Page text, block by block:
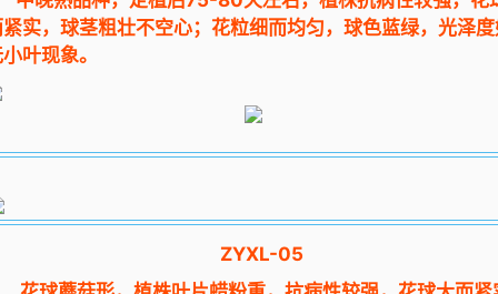
实，球茎粗壮不空心；花粒细而均匀，球色蓝绿，光泽
叶现象。
ZYXL-05